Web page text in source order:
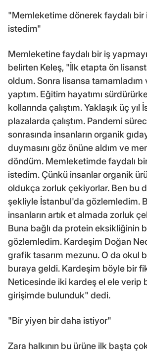
"Memleketime dönerek faydalı bir
istedim"
Memleketine faydalı bir iş yapmayı
belirten Keleş, "İlk etapta ön
oldum. Sonra lisansa
yaptım. Eğitim hayatımı
kollarında çalıştım. Yaklaşık üç yıl
plazalarda çalıştım. Pandemi
sonrasında insanların organik
duymasını göz önüne aldım ve
döndüm. Memleketimde faydalı
istedim. Çünkü insanlar organik
oldukça zorluk çekiyorlar. Ben bu
şekliyle İstanbul'da gözlemledim.
insanların artık et almada zorluk
Buna bağlı da protein eksikliğinin
gözlemledim. Kardeşim Doğan
grafik tasarım mezunu. O da okul
buraya geldi. Kardeşim böyle bir
Neticesinde iki kardeş el ele verip
girişimde bulunduk" dedi.
"Bir yiyen bir daha istiyor"
Zara halkının bu ürüne ilk başta